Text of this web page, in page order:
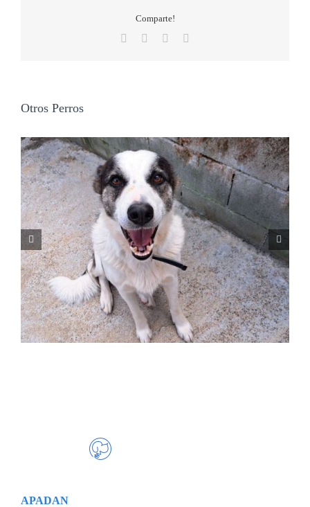
Comparte!
Facebook WhatsApp
Otros Perros
NALA
APADAN